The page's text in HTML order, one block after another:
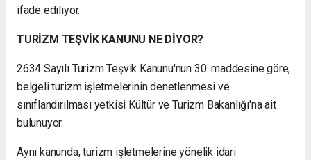
ifade ediliyor.
TURİZM TEŞVİK KANUNU NE DİYOR?
2634 Sayılı Turizm Teşvik Kanunu'nun 30. maddesine göre,
belgeli turizm işletmelerinin denetlenmesi ve
sınıflandırılması yetkisi Kültür ve Turizm Bakanlığı'na ait
bulunuyor.
Aynı kanunda, turizm işletmelerine yönelik idari